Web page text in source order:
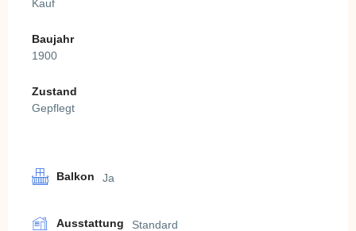
Kauf
Baujahr
1900
Zustand
Gepflegt
Balkon Ja
Ausstattung Standard